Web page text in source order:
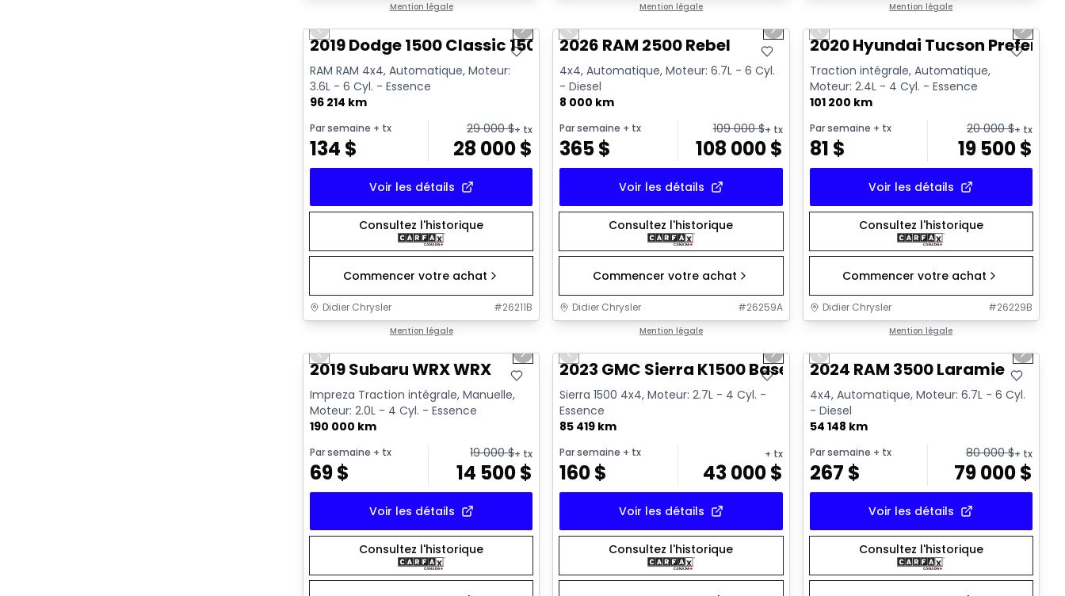
Mention légale Mention légale Mention légale
Très bonne offre
Previous slide Next slide
2019 Dodge 1500 Classic 1500 Express
RAM RAM 4x4, Automatique, Moteur:
3.6L - 6 Cyl. - Essence
96 214 km
Par semaine + tx
134 $
29 000$+ tx
28 000$
Voir les détails
Consultez l'historique
Commencer votre achat
Didier Chrysler #26211B
Mention légale
Très bonne offre
Previous slide Next slide
2026 RAM 2500 Rebel
4x4, Automatique, Moteur: 6.7L - 6 Cyl.
- Diesel
8 000 km
Par semaine + tx
365$
109 000$+ tx
108 000$
Voir les détails
Consultez l'historique
Commencer votre achat
Didier Chrysler #26259A
Mention légale
Très bonne offre
Previous slide Next
2020 Hyundai Tucson Preferred
Traction intégrale, Automatique,
Moteur: 2.4L - 4 Cyl. - Essence
101 200 km
Par semaine + tx
81 $
20 000$+ tx
19 500$
Voir les détails
Consultez l'historique
Commencer votre achat
Didier Chrysler #26229B
Mention légale
Très bonne offre
Previous slide Next slide
2019 Subaru WRX WRX
Impreza Traction intégrale, Manuelle,
Moteur: 2.0L - 4 Cyl. - Essence
190 000 km
Par semaine + tx
69$
19 000$+ tx
14 500$
Voir les détails
Consultez l'historique
Très bonne offre
Previous slide Next slide
2023 GMC Sierra K1500 Base
Sierra 1500 4x4, Moteur: 2.7L - 4 Cyl. -
Essence
85 419 km
Par semaine + tx
160$
+ tx
43 000$
Voir les détails
Consultez l'historique
Très bonne offre
Previous slide Next
2024 RAM 3500 Laramie
4x4, Automatique, Moteur: 6.7L - 6 Cyl.
- Diesel
54 148 km
Par semaine + tx
267 $
80 000$+ tx
79 000$
Voir les détails
Consultez l'historique